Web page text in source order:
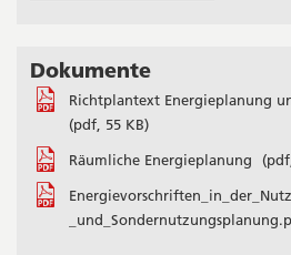
Dokumente
Richtplantext Energieplanung
(pdf, 55 KB)
Räumliche Energieplanung